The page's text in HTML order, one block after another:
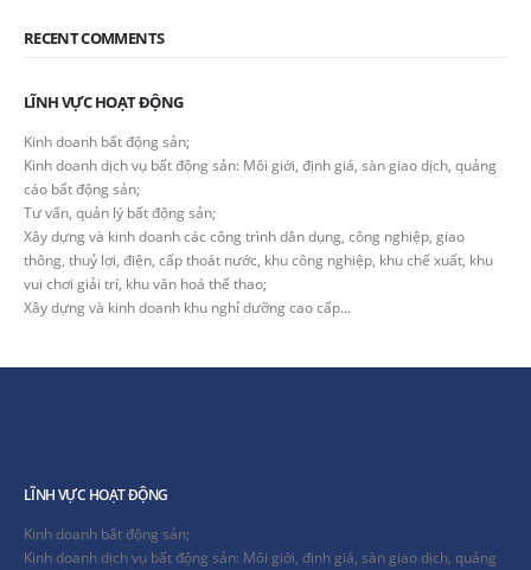
RECENT COMMENTS
LĨNH VỰC HOẠT ĐỘNG
Kinh doanh bất động sản;
Kinh doanh dịch vụ bất động sản: Môi giới, định giá, sàn giao dịch, quảng
cáo bất động sản;
Tư vấn, quản lý bất động sản;
Xây dựng và kinh doanh các công trình dân dụng, công nghiệp, giao
thông, thuỷ lợi, điện, cấp thoát nước, khu công nghiệp, khu chế xuất, khu
vui chơi giải trí, khu văn hoá thể thao;
Xây dựng và kinh doanh khu nghỉ dưỡng cao cấp…
LĨNH VỰC HOẠT ĐỘNG
Kinh doanh bất động sản;
Kinh doanh dịch vụ bất động sản: Môi giới, định giá, sàn giao dịch, quảng